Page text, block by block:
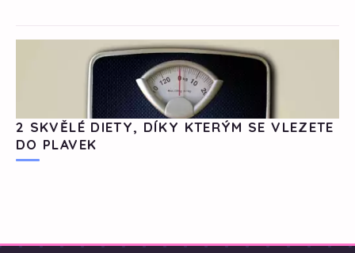
2 SKVĚLÉ DIETY, DÍKY KTERÝM SE VLEZETE
DO PLAVEK